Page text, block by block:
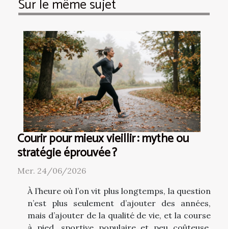
Sur le même sujet
Courir pour mieux vieillir : mythe ou
stratégie éprouvée ?
Mer. 24/06/2026
À l’heure où l’on vit plus longtemps, la question
n’est plus seulement d’ajouter des années,
mais d’ajouter de la qualité de vie, et la course